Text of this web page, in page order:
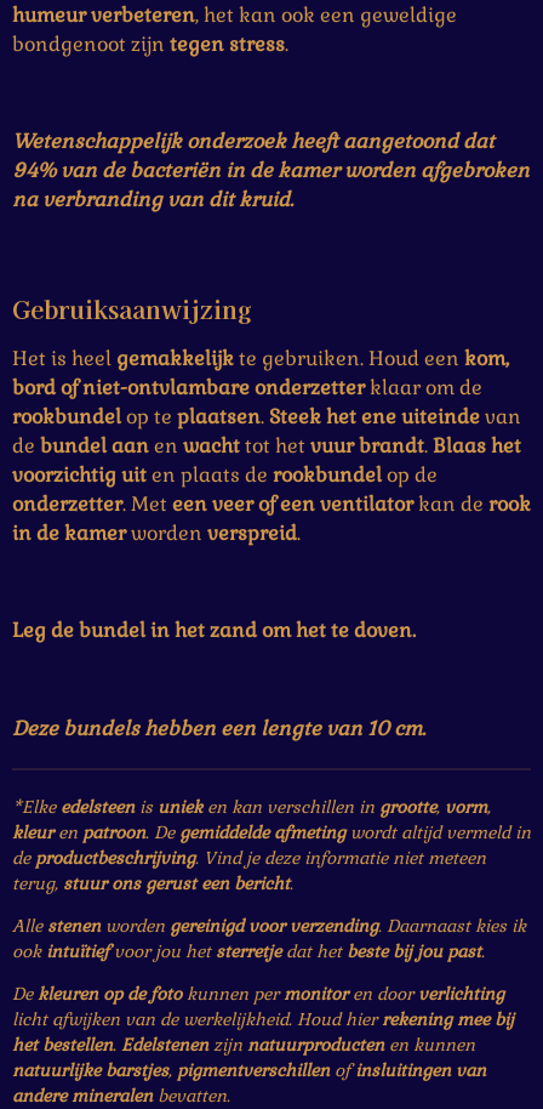
humeurverbeteren, het kan ook een geweldige
bondgenoot zijn tegen stress.
Wetenschappelijk onderzoek heeft aangetoond dat
94% van de bacteriën in de kamer worden afgebroken
na verbranding van dit kruid.
Gebruiksaanwijzing
Het is heel gemakkelijkte gebruiken. Houd een kom,
bord of niet-ontvlambare onderzetterklaar om de
rookbundelop te plaatsen.Steek het ene uiteindevan
de bundelaanen wachttot het vuurbrandt.Blaas het
voorzichtig uiten plaats de rookbundelop de
onderzetter. Met een veer of een ventilatorkan de rook
in dekamerworden verspreid.
Leg de bundel in het zand om het te doven.
Deze bundels hebben een lengte van 10 cm.
*Elke edelsteenis unieken kan verschillen in grootte, vorm,
kleuren patroon. De gemiddelde afmetingwordt altijd vermeld in
de productbeschrijving. Vind je deze informatie niet meteen
terug, stuur ons gerust een bericht.
Alle stenenworden gereinigd voor verzending. Daarnaast kies ik
ook intuïtiefvoor jou het sterretjedat het beste bij jou past.
Dekleuren op de fotokunnen permonitoren doorverlichting
licht afwijken van de werkelijkheid. Houd hierrekening mee bij
het bestellen. Edelstenenzijn natuurproductenen kunnen
natuurlijke barstjes, pigmentverschillenofinsluitingen van
andere mineralenbevatten.